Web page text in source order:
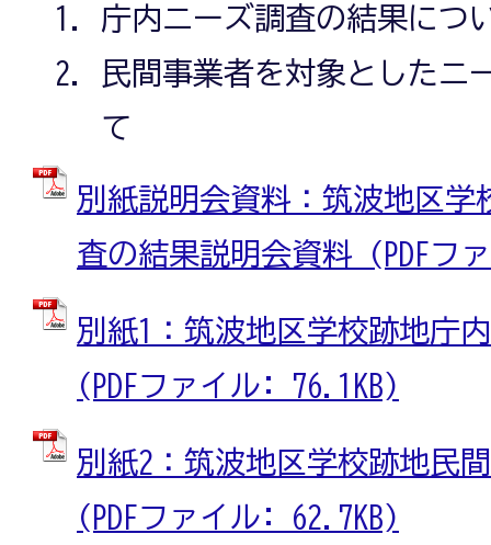
庁内ニーズ調査の結果につ
民間事業者を対象としたニ
て
別紙説明会資料：筑波地区学
査の結果説明会資料 (PDFフ
別紙1：筑波地区学校跡地庁
(PDFファイル: 76.1KB)
別紙2：筑波地区学校跡地民
(PDFファイル: 62.7KB)